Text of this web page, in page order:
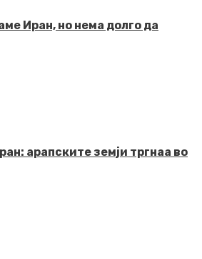
Иран, но нема долго да
арапските земји тргнаа во